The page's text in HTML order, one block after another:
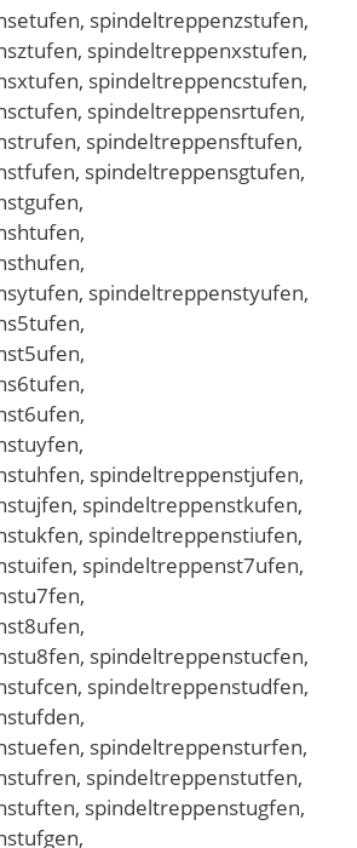
spindeltreppenzstufen,
spindeltreppenxstufen,
spindeltreppencstufen,
spindeltreppensrtufen,
spindeltreppensftufen,
spindeltreppensgtufen,
spindeltreppenstyufen,
spindeltreppenstjufen,
spindeltreppenstkufen,
spindeltreppenstiufen,
spindeltreppenst7ufen,
spindeltreppenstucfen,
spindeltreppenstudfen,
spindeltreppensturfen,
spindeltreppenstutfen,
spindeltreppenstugfen,